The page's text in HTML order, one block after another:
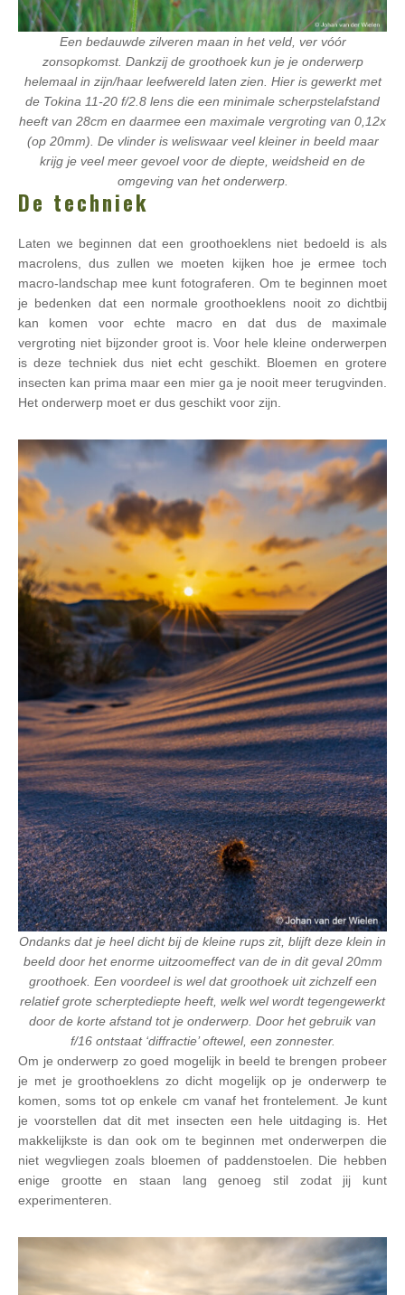
Een bedauwde zilveren maan in het veld, ver vóór
zonsopkomst. Dankzij de groothoek kun je je onderwerp
helemaal in zijn/haar leefwereld laten zien. Hier is gewerkt met
de Tokina 11-20 f/2.8 lens die een minimale scherpstelafstand
heeft van 28cm en daarmee een maximale vergroting van 0,12x
(op 20mm). De vlinder is weliswaar veel kleiner in beeld maar
krijg je veel meer gevoel voor de diepte, weidsheid en de
omgeving van het onderwerp.
De techniek
Laten we beginnen dat een groothoeklens niet bedoeld is als
macrolens, dus zullen we moeten kijken hoe je ermee toch
macro-landschap mee kunt fotograferen. Om te beginnen moet
je bedenken dat een normale groothoeklens nooit zo dichtbij
kan komen voor echte macro en dat dus de maximale
vergroting niet bijzonder groot is. Voor hele kleine onderwerpen
is deze techniek dus niet echt geschikt. Bloemen en grotere
insecten kan prima maar een mier ga je nooit meer terugvinden.
Het onderwerp moet er dus geschikt voor zijn.
Ondanks dat je heel dicht bij de kleine rups zit, blijft deze klein in
beeld door het enorme uitzoomeffect van de in dit geval 20mm
groothoek. Een voordeel is wel dat groothoek uit zichzelf een
relatief grote scherptediepte heeft, welk wel wordt tegengewerkt
door de korte afstand tot je onderwerp. Door het gebruik van
f/16 ontstaat ‘diffractie’ oftewel, een zonnester.
Om je onderwerp zo goed mogelijk in beeld te brengen probeer
je met je groothoeklens zo dicht mogelijk op je onderwerp te
komen, soms tot op enkele cm vanaf het frontelement. Je kunt
je voorstellen dat dit met insecten een hele uitdaging is. Het
makkelijkste is dan ook om te beginnen met onderwerpen die
niet wegvliegen zoals bloemen of paddenstoelen. Die hebben
enige grootte en staan lang genoeg stil zodat jij kunt
experimenteren.